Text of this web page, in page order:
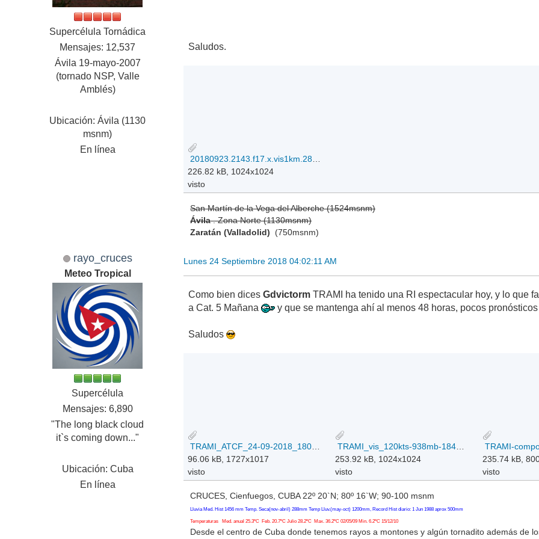
Supercélula Tornádica
Mensajes: 12,537
Ávila 19-mayo-2007
(tornado NSP, Valle
Amblés)
Ubicación: Ávila (1130
msnm)
En línea
Saludos.
226.82 kB, 1024x1024
visto
San Martín de la Vega del Alberche (1524msnm)
Ávila. Zona Norte (1130msnm)
Zaratán (Valladolid) (750msnm)
rayo_cruces
Meteo Tropical
Supercélula
Mensajes: 6,890
"The long black cloud
it`s coming down..."
Ubicación: Cuba
En línea
Lunes 24 Septiembre 2018 04:02:11 AM
Como bien dicesGdvictorm TRAMI ha tenido una RI espectacular hoy, y lo que
a Cat. 5 Mañana
y que se mantenga ahí al menos 48 horas, pocos
Saludos
96.06 kB, 1727x1017
visto
253.92 kB, 1024x1024
visto
235.74 kB,
visto
CRUCES, Cienfuegos, CUBA 22º 20`N; 80º 16`W; 90-100 msnm
Lluvia Med. Hist 1456 mm Temp. Seca(nov-abril) 288mm Temp Lluv.(may-oct) 1200mm, Record Hist diario: 1 Jun 1988 aprox 500mm
Temperaturas Med. anual 25.3ºC Feb. 20.7ºC Julio 28.2ºC Max. 36.2ºC 02/05/09 Min. 6.2ºC 15/12/10
Desde el centro de Cuba donde tenemos rayos a montones y algún tornadito además de